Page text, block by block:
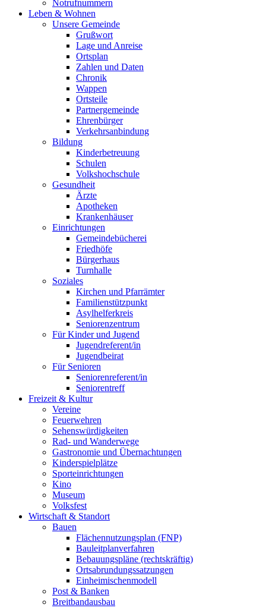
Notrufnummern
Leben & Wohnen
Unsere Gemeinde
Grußwort
Lage und Anreise
Ortsplan
Zahlen und Daten
Chronik
Wappen
Ortsteile
Partnergemeinde
Ehrenbürger
Verkehrsanbindung
Bildung
Kinderbetreuung
Schulen
Volkshochschule
Gesundheit
Ärzte
Apotheken
Krankenhäuser
Einrichtungen
Gemeindebücherei
Friedhöfe
Bürgerhaus
Turnhalle
Soziales
Kirchen und Pfarrämter
Familienstützpunkt
Asylhelferkreis
Seniorenzentrum
Für Kinder und Jugend
Jugendreferent/in
Jugendbeirat
Für Senioren
Seniorenreferent/in
Seniorentreff
Freizeit & Kultur
Vereine
Feuerwehren
Sehenswürdigkeiten
Rad- und Wanderwege
Gastronomie und Übernachtungen
Kinderspielplätze
Sporteinrichtungen
Kino
Museum
Volksfest
Wirtschaft & Standort
Bauen
Flächennutzungsplan (FNP)
Bauleitplanverfahren
Bebauungspläne (rechtskräftig)
Ortsabrundungssatzungen
Einheimischenmodell
Post & Banken
Breitbandausbau